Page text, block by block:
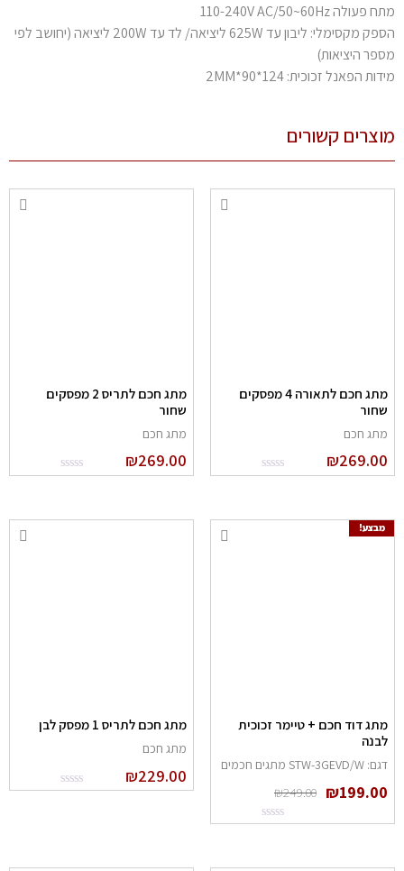
מתח פעולה 110-240V AC/50~60Hz
הספק מקסימלי: ליבון עד 625W ליציאה/ לד עד 200W ליציאה (יחושב לפי
מספר היציאות)
מידות הפאנל זכוכית: 124*90*2MM
מוצרים קשורים
מתג חכם לתאורה 4 מפסקים
שחור
מתג חכם
₪269.00
מתג חכם לתריס 2 מפסקים
שחור
מתג חכם
₪269.00
מבצע!
מתג דוד חכם + טיימר זכוכית
לבנה
דגם: STW-3GEVD/W מתגים חכמים
₪249.00 ₪199.00
מתג חכם לתריס 1 מפסק לבן
מתג חכם
₪229.00